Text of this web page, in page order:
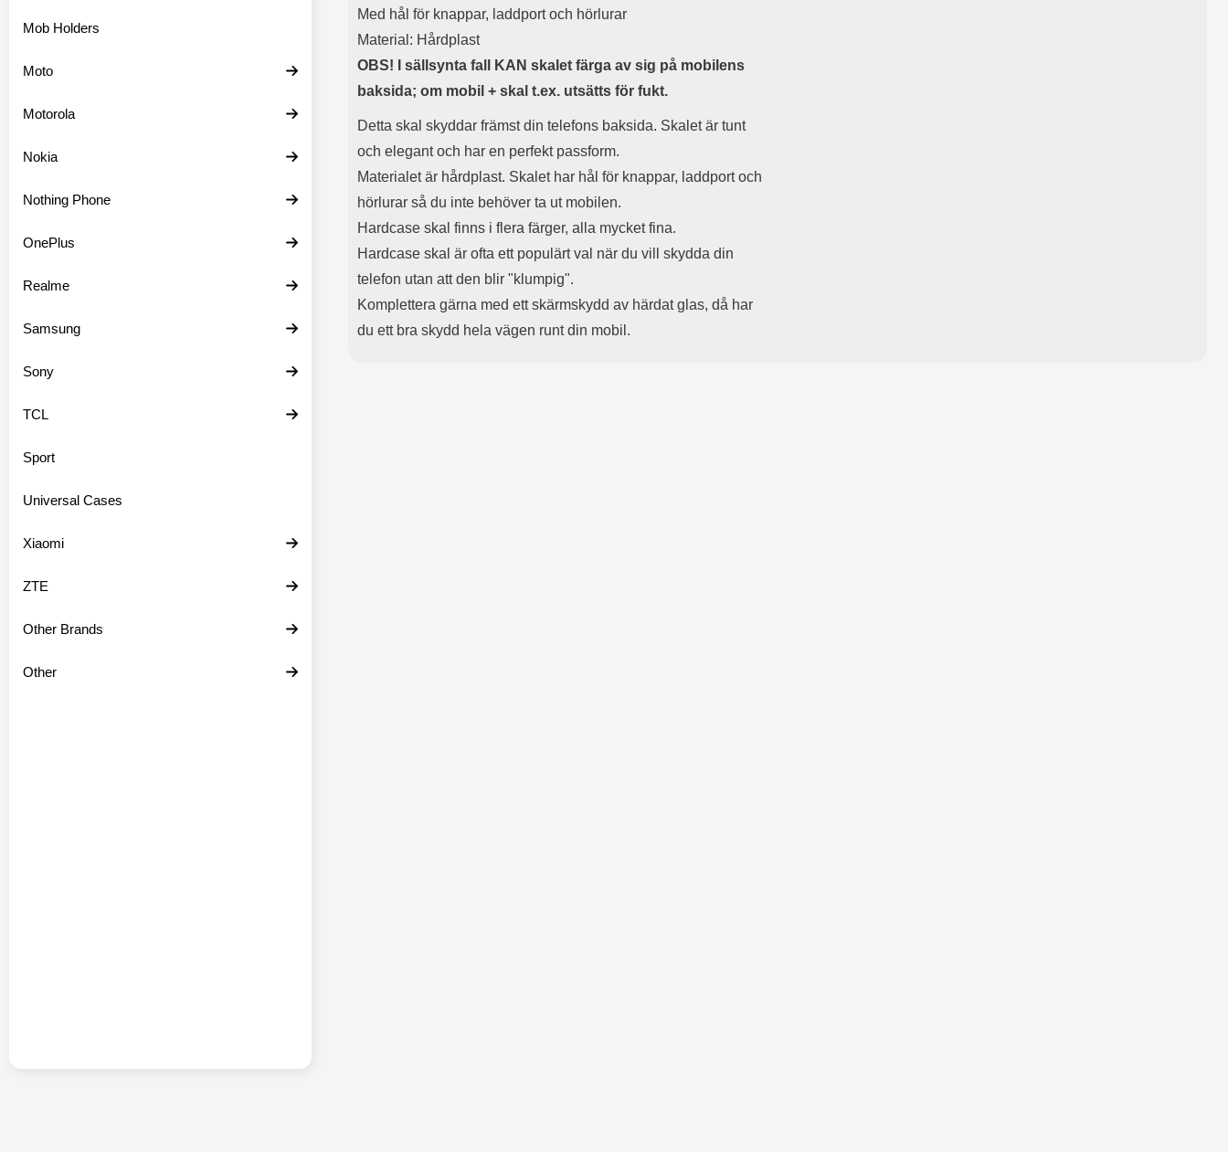
Mob Holders
Moto
Motorola
Nokia
Nothing Phone
OnePlus
Realme
Samsung
Sony
TCL
Sport
Universal Cases
Xiaomi
ZTE
Other Brands
Other
Med hål för knappar, laddport och hörlurar
Material: Hårdplast
OBS! I sällsynta fall KAN skalet färga av sig på mobilens
baksida; om mobil + skal t.ex. utsätts för fukt.
Detta skal skyddar främst din telefons baksida. Skalet är tunt
och elegant och har en perfekt passform.
Materialet är hårdplast. Skalet har hål för knappar, laddport och
hörlurar så du inte behöver ta ut mobilen.
Hardcase skal finns i flera färger, alla mycket fina.
Hardcase skal är ofta ett populärt val när du vill skydda din
telefon utan att den blir "klumpig".
Komplettera gärna med ett skärmskydd av härdat glas, då har
du ett bra skydd hela vägen runt din mobil.